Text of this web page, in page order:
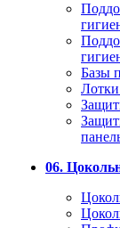
Базы
06.